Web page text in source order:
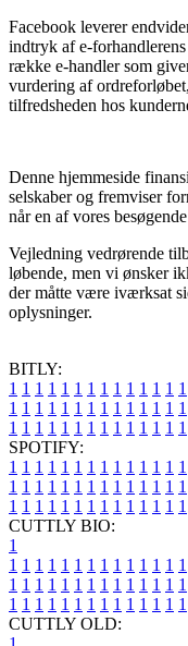
Facebook leverer
indtryk af e-
række e-handler som
vurdering af
tilfredsheden hos
Denne hjemmeside
selskaber og fremviser
når en af vores
Vejledning vedrørende
løbende, men vi ønsker
der måtte være iværksat
oplysninger.
BITLY:
1 1 1 1 1 1 1 1 1 1 1 1 1 1
1 1 1 1 1 1 1 1 1 1 1 1 1 1
1 1 1 1 1 1 1 1 1 1 1 1 1 1
SPOTIFY:
1 1 1 1 1 1 1 1 1 1 1 1 1 1
1 1 1 1 1 1 1 1 1 1 1 1 1 1
1 1 1 1 1 1 1 1 1 1 1 1 1 1
CUTTLY BIO:
1
1 1 1 1 1 1 1 1 1 1 1 1 1 1
1 1 1 1 1 1 1 1 1 1 1 1 1 1
1 1 1 1 1 1 1 1 1 1 1 1 1 1
CUTTLY OLD: